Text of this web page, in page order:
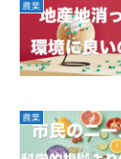
農業
農業